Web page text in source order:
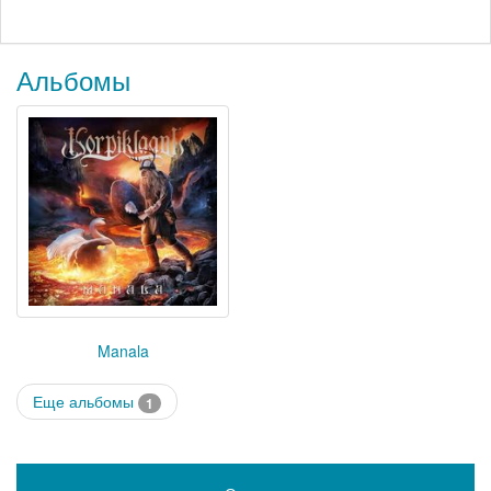
Альбомы
Manala
Еще альбомы 1